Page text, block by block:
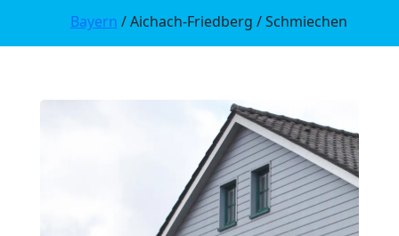
Bayern / Aichach-Friedberg / Schmiechen